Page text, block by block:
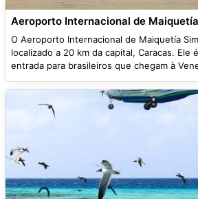
Aeroporto Internacional de
O Aeroporto Internacional de Maiquetía
localizado a 20 km da capital, Caracas. Ele
entrada para brasileiros que chegam à